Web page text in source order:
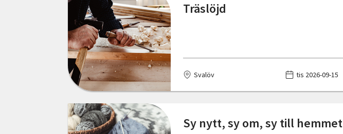
Västernorrlands län
Västmanlands län
Västra Götalands län
Örebro län
Bromma
Brösarp
Burgsvik
Bålsta
Dalum
Delsbo
Träslöjd
Svalöv tis 2026-09-15
Sy nytt, sy om, sy till hemmet